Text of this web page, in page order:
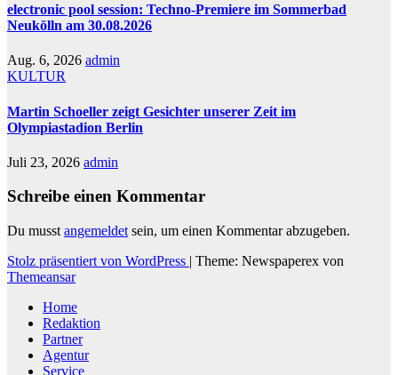
electronic pool session: Techno-Premiere im Sommerbad
Neukölln am 30.08.2026
Aug. 6, 2026 admin
KULTUR
Martin Schoeller zeigt Gesichter unserer Zeit im
Olympiastadion Berlin
Juli 23, 2026 admin
Schreibe einen Kommentar
Du musst angemeldet sein, um einen Kommentar abzugeben.
Stolz präsentiert von WordPress | Theme: Newspaperex von
Themeansar
Home
Redaktion
Partner
Agentur
Service